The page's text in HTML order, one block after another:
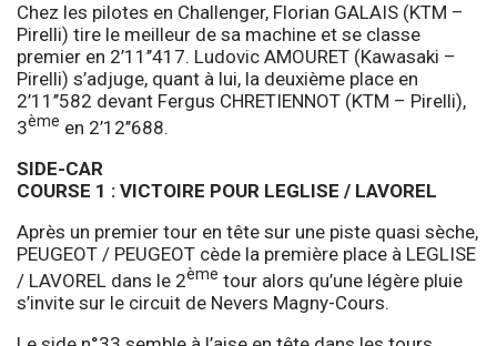
Chez les pilotes en Challenger, Florian GALAIS (KTM –
Pirelli) tire le meilleur de sa machine et se classe
premier en 2’11’’417. Ludovic AMOURET (Kawasaki –
Pirelli) s’adjuge, quant à lui, la deuxième place en
2’11’’582 devant Fergus CHRETIENNOT (KTM – Pirelli),
3ème en 2’12’’688.
SIDE-CAR
COURSE 1 : VICTOIRE POUR LEGLISE / LAVOREL
Après un premier tour en tête sur une piste quasi sèche,
PEUGEOT / PEUGEOT cède la première place à LEGLISE
/ LAVOREL dans le 2ème tour alors qu’une légère pluie
s’invite sur le circuit de Nevers Magny-Cours.